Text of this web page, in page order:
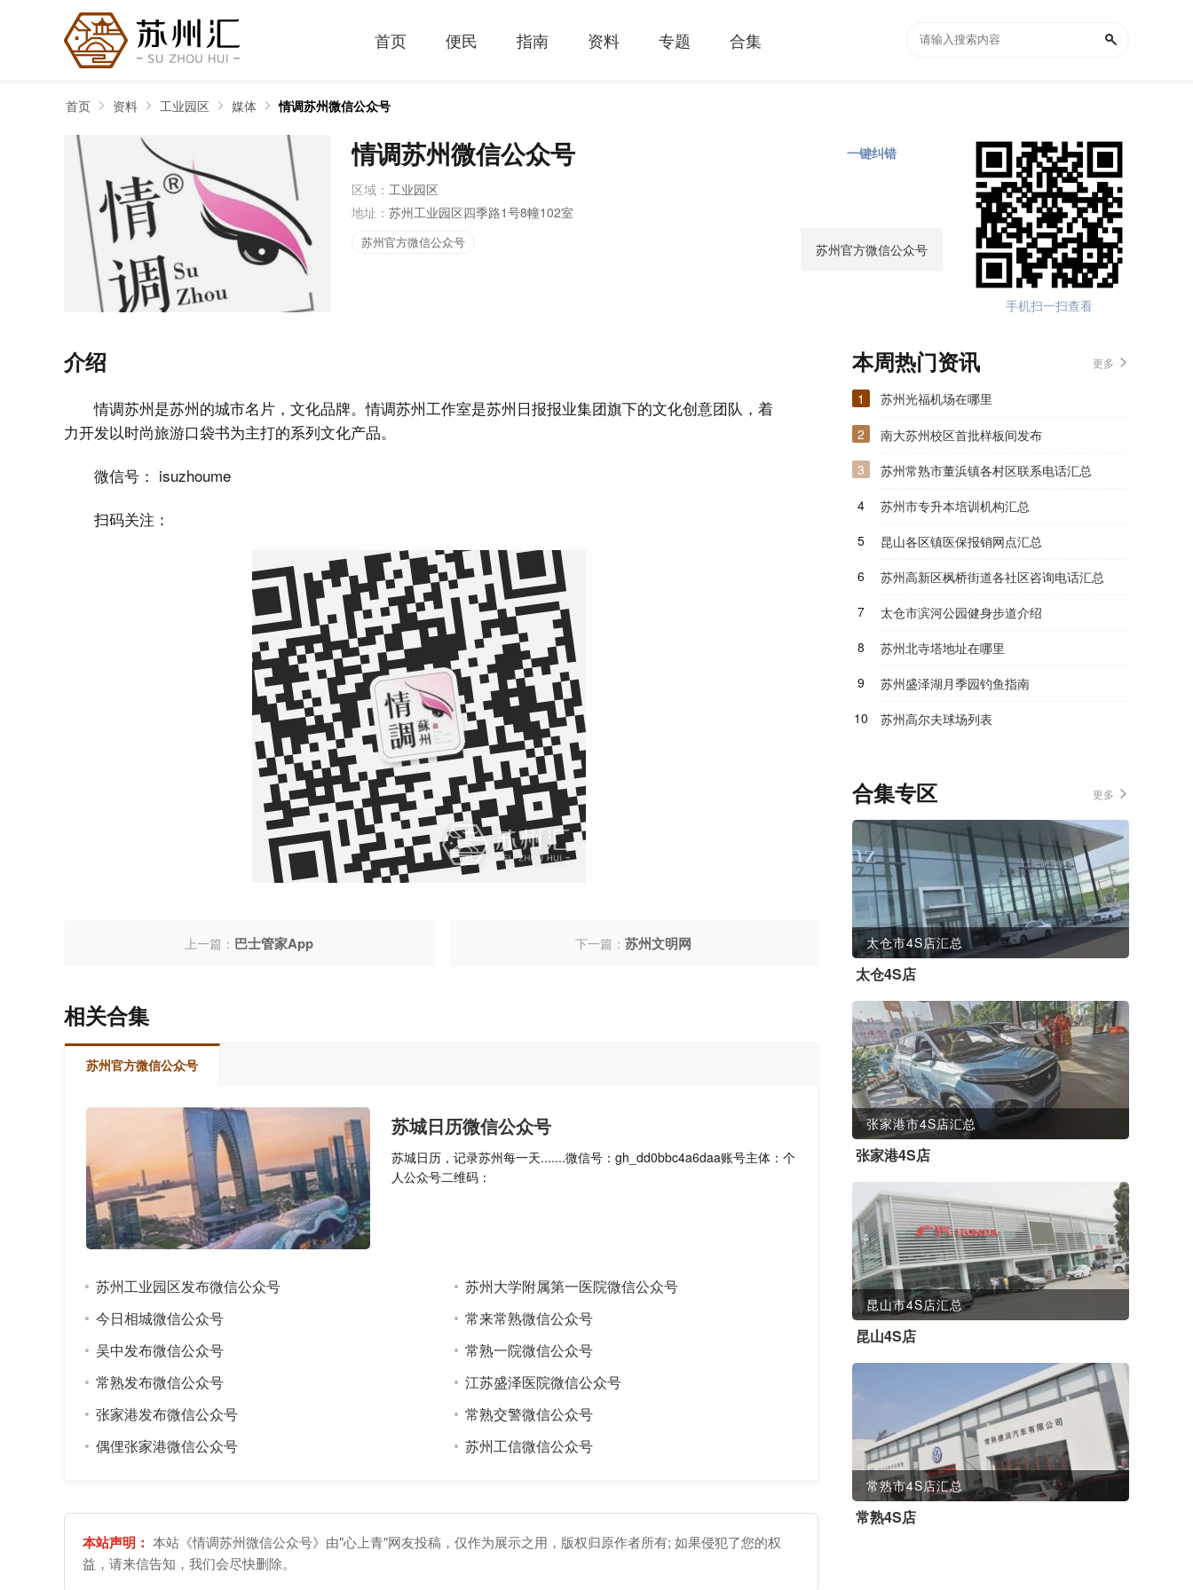
首页 便民 指南 资料 专题 合集
首页 资料 工业园区 媒体 情调苏州微信公众号
手机扫一扫查看
情调苏州微信公众号
区域： 工业园区
地址： 苏州工业园区四季路1号8幢102室
苏州官方微信公众号 苏州官方微信公众号
一键纠错
介绍
情调苏州是苏州的城市名片，文化品牌。情调苏州工作室是苏州日报报业集团旗下的文化创意团队，着
力开发以时尚旅游口袋书为主打的系列文化产品。
微信号： isuzhoume
扫码关注：
上一篇： 巴士管家App 下一篇：苏州文明网
相关合集
苏州官方微信公众号
苏城日历微信公众号
苏城日历，记录苏州每一天.......微信号：gh_dd0bbc4a6daa账号主体：个
人公众号二维码：
苏州工业园区发布微信公众号
今日相城微信公众号
吴中发布微信公众号
常熟发布微信公众号
张家港发布微信公众号
偶俚张家港微信公众号
苏州大学附属第一医院微信公众号
常来常熟微信公众号
常熟一院微信公众号
江苏盛泽医院微信公众号
常熟交警微信公众号
苏州工信微信公众号
本站声明： 本站《情调苏州微信公众号》由"心上青"网友投稿，仅作为展示之用，版权归原作者所有; 如果侵犯了您的权
益，请来信告知，我们会尽快删除。
本周热门资讯 更多
1
苏州光福机场在哪里
2
南大苏州校区首批样板间发布
3
苏州常熟市董浜镇各村区联系电话汇总
4
苏州市专升本培训机构汇总
5
昆山各区镇医保报销网点汇总
6
苏州高新区枫桥街道各社区咨询电话汇总
7
太仓市滨河公园健身步道介绍
8
苏州北寺塔地址在哪里
9
苏州盛泽湖月季园钓鱼指南
10
苏州高尔夫球场列表
合集专区 更多
太仓市4S店汇总
太仓4S店
张家港市4S店汇总
张家港4S店
昆山市4S店汇总
昆山4S店
常熟市4S店汇总
常熟4S店